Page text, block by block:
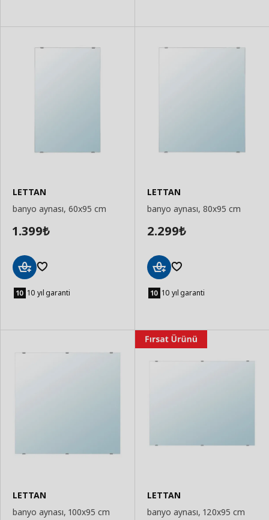
LETTAN
banyo aynası, 60x95 cm
1.399₺
Ekle 10 yıl garanti
LETTAN
banyo aynası, 80x95 cm
2.299₺
Ekle 10 yıl garanti
LETTAN
banyo aynası, 100x95 cm
LETTAN
banyo aynası, 120x95 cm